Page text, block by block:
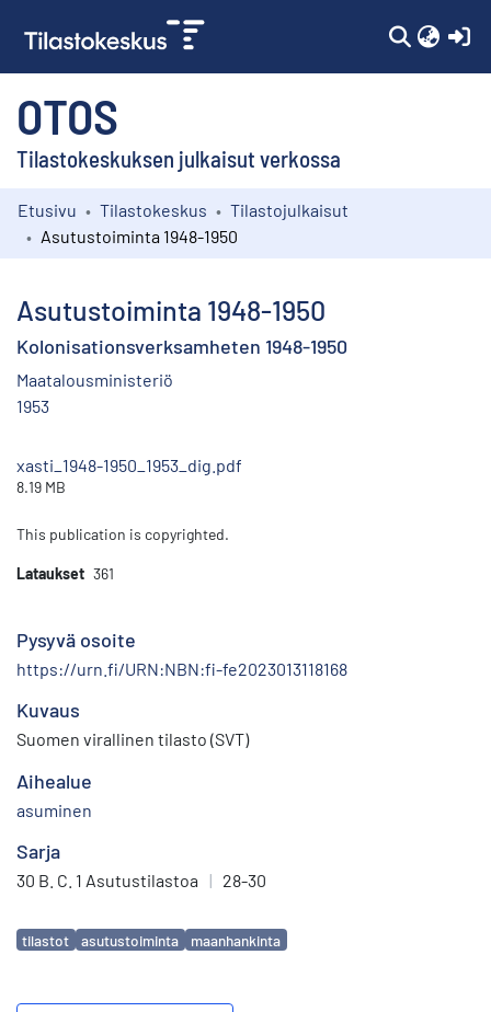
OTOS
Tilastokeskuksen julkaisut verkossa
Kokoelmat
Etusivu Tilastokeskus
Tilastojulkaisut
Asutustoiminta 1948-1950
Asutustoiminta 1948-1950
Kolonisationsverksamheten 1948-1950
Maatalousministeriö
1953
xasti_1948-1950_1953_dig.pdf
8.19 MB
This publication is copyrighted.
Lataukset 361
Pysyvä osoite
https://urn.fi/URN:NBN:fi-fe2023013118168
Kuvaus
Suomen virallinen tilasto (SVT)
Aihealue
asuminen
Sarja
30 B. C. 1 Asutustilastoa | 28-30
Avainsanat
tilastot asutustoiminta maanhankinta